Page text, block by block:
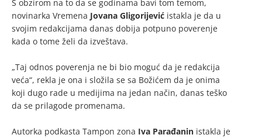
S obzirom na to da se godinama bavi tom temom,
novinarka Vremena Jovana Gligorijević istakla je da u
svojim redakcijama danas dobija potpuno poverenje
kada o tome želi da izveštava.
„Taj odnos poverenja ne bi bio moguć da je redakcija
veća“, rekla je ona i složila se sa Božićem da je onima
koji dugo rade u medijima na jedan način, danas teško
da se prilagode promenama.
Autorka podkasta Tampon zona Iva Parađanin istakla je